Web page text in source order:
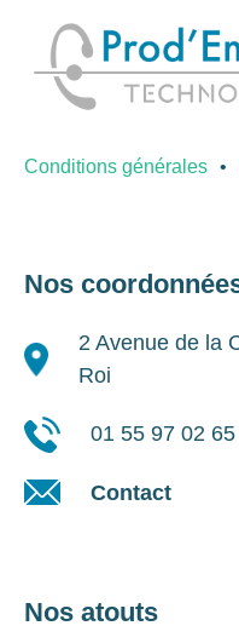
Conditions générales
Nos
2 Avenue de la
Roi
01 55 97 02 65
Contact
Nos atouts